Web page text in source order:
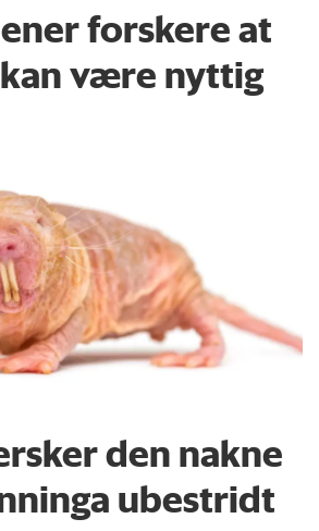
forskere at
være nyttig
den nakne
ubestridt